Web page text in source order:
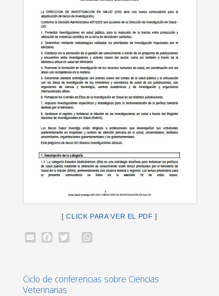
[CLICK PARA VER EL PDF ]
EmailFacebook
Twitter
Ciclo de conferencias sobre Ciencias
Veterinarias